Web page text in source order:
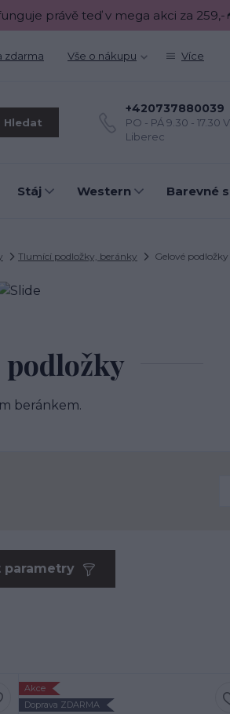
právě teď v mega akci za 259,-
zdarma Vše o nákupu Více
Hledat
+420737880039
PO - PÁ 9.30 -
Liberec
Stáj Western Barevné
Tlumící podložky, beránky Gelové podložky
podložky
beránkem.
parametry
Akce
Doprava ZDARMA